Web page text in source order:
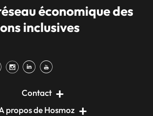
économique des
inclusives
Contact
propos de Hosmoz